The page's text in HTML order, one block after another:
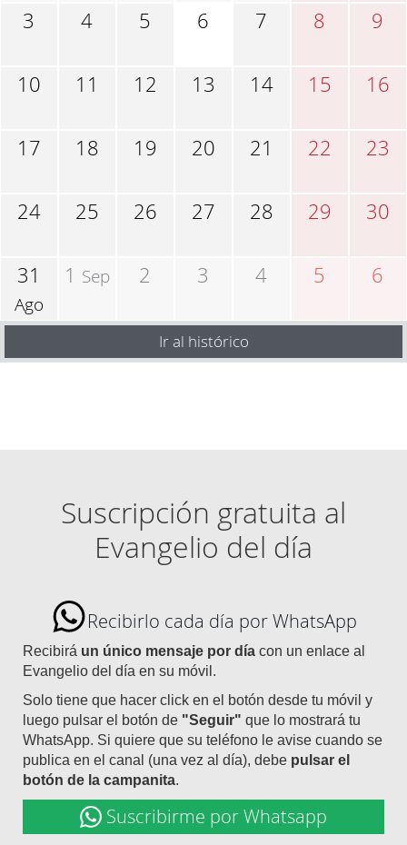
3 4 5 6 7 8 9
10 11 12 13 14 15 16
17 18 19 20 21 22 23
24 25 26 27 28 29 30
31
Ago
1 Sep 2 3 4 5 6
Ir al histórico
Suscripción gratuita al
Evangelio del día
Recibirlo cada día por WhatsApp
Recibirá un único mensaje por día con un enlace al
Evangelio del día en su móvil.
Solo tiene que hacer click en el botón desde tu móvil y
luego pulsar el botón de "Seguir" que lo mostrará tu
WhatsApp. Si quiere que su teléfono le avise cuando se
publica en el canal (una vez al día), debe pulsar el
botón de la campanita.
Suscribirme por Whatsapp